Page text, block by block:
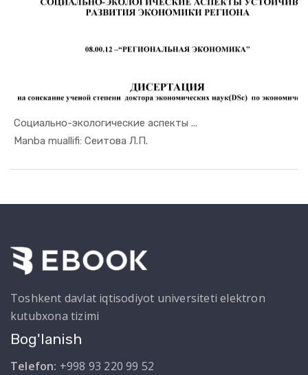
Социально-экологические аспекты ...
Manba muallifi: Сеитова Л.П.In Mintaqa...
Toshkent davlat iqtisodiyot universiteti elektron
kutubxona tizimi
Bog'lanish
Telefon: +998 93 220 99 52